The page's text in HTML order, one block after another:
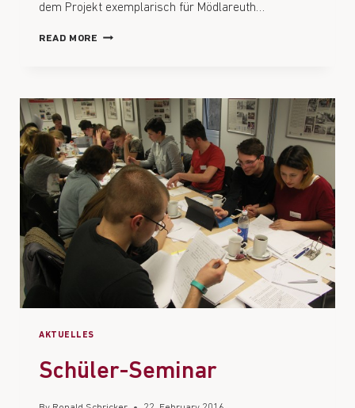
dem Projekt exemplarisch für Mödlareuth…
READ MORE
AKTUELLES
Schüler-Seminar